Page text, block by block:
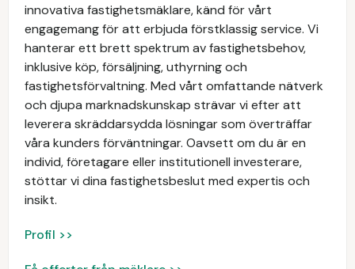
innovativa fastighetsmäklare, känd för vårt
engagemang för att erbjuda förstklassig service. Vi
hanterar ett brett spektrum av fastighetsbehov,
inklusive köp, försäljning, uthyrning och
fastighetsförvaltning. Med vårt omfattande nätverk
och djupa marknadskunskap strävar vi efter att
leverera skräddarsydda lösningar som överträffar
våra kunders förväntningar. Oavsett om du är en
individ, företagare eller institutionell investerare,
stöttar vi dina fastighetsbeslut med expertis och
insikt.
Profil >>